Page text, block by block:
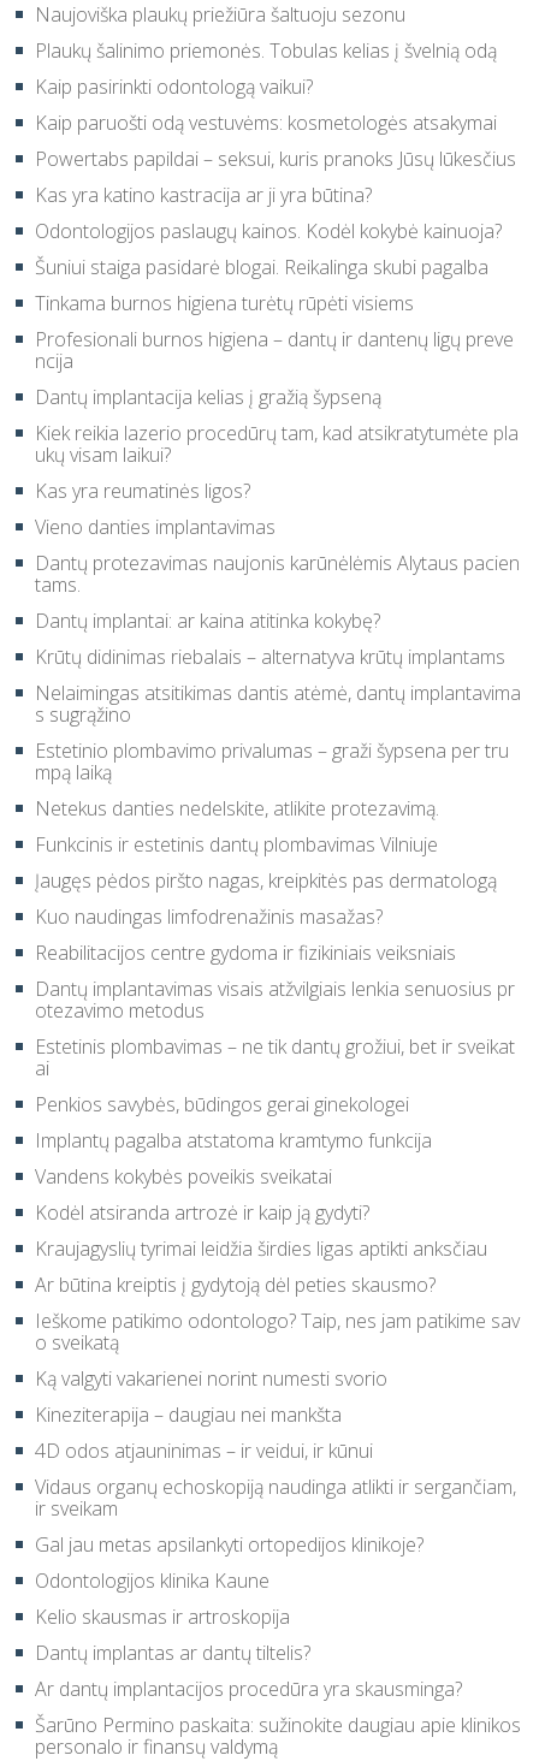
Naujoviška plaukų priežiūra šaltuoju sezonu
Plaukų šalinimo priemonės. Tobulas kelias į švelnią odą
Kaip pasirinkti odontologą vaikui?
Kaip paruošti odą vestuvėms: kosmetologės atsakymai
Powertabs papildai – seksui, kuris pranoks Jūsų lūkesčius
Kas yra katino kastracija ar ji yra būtina?
Odontologijos paslaugų kainos. Kodėl kokybė kainuoja?
Šuniui staiga pasidarė blogai. Reikalinga skubi pagalba
Tinkama burnos higiena turėtų rūpėti visiems
Profesionali burnos higiena – dantų ir dantenų ligų preve
ncija
Dantų implantacija kelias į gražią šypseną
Kiek reikia lazerio procedūrų tam, kad atsikratytumėte pla
ukų visam laikui?
Kas yra reumatinės ligos?
Vieno danties implantavimas
Dantų protezavimas naujonis karūnėlėmis Alytaus pacien
tams.
Dantų implantai: ar kaina atitinka kokybę?
Krūtų didinimas riebalais – alternatyva krūtų implantams
Nelaimingas atsitikimas dantis atėmė, dantų implantavima
s sugrąžino
Estetinio plombavimo privalumas – graži šypsena per tru
mpą laiką
Netekus danties nedelskite, atlikite protezavimą.
Funkcinis ir estetinis dantų plombavimas Vilniuje
Įaugęs pėdos piršto nagas, kreipkitės pas dermatologą
Kuo naudingas limfodrenažinis masažas?
Reabilitacijos centre gydoma ir fizikiniais veiksniais
Dantų implantavimas visais atžvilgiais lenkia senuosius pr
otezavimo metodus
Estetinis plombavimas – ne tik dantų grožiui, bet ir sveikat
ai
Penkios savybės, būdingos gerai ginekologei
Implantų pagalba atstatoma kramtymo funkcija
Vandens kokybės poveikis sveikatai
Kodėl atsiranda artrozė ir kaip ją gydyti?
Kraujagyslių tyrimai leidžia širdies ligas aptikti anksčiau
Ar būtina kreiptis į gydytoją dėl peties skausmo?
Ieškome patikimo odontologo? Taip, nes jam patikime sav
o sveikatą
Ką valgyti vakarienei norint numesti svorio
Kineziterapija – daugiau nei mankšta
4D odos atjauninimas – ir veidui, ir kūnui
Vidaus organų echoskopiją naudinga atlikti ir sergančiam,
ir sveikam
Gal jau metas apsilankyti ortopedijos klinikoje?
Odontologijos klinika Kaune
Kelio skausmas ir artroskopija
Dantų implantas ar dantų tiltelis?
Ar dantų implantacijos procedūra yra skausminga?
Šarūno Permino paskaita: sužinokite daugiau apie klinikos
personalo ir finansų valdymą